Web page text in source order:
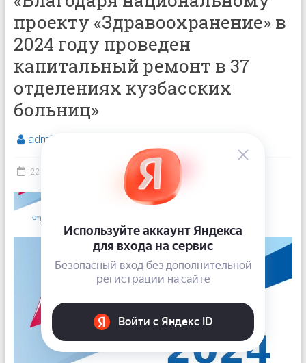
проекту «Здравоохранение» в
2024 году проведен
капитальный ремонт в 37
отделениях кузбасских
больниц»
admin
22.01.2025